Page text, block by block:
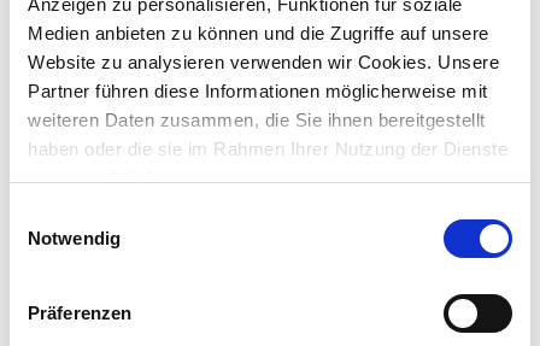
Medien anbieten zu können und die Zugriffe auf unsere
Website zu analysieren verwenden wir Cookies. Unsere
Partner führen diese Informationen möglicherweise mit
weiteren Daten zusammen, die Sie ihnen bereitgestellt
haben oder die sie im Rahmen Ihrer Nutzung der Dienste
gesammelt haben.
Notwendig
Präferenzen
Einkehrsand 25 kg aus Quarz hell 0,1 – 1 mm
Preis reduziert von
UVP 7,49 €auf
nur im
Markt